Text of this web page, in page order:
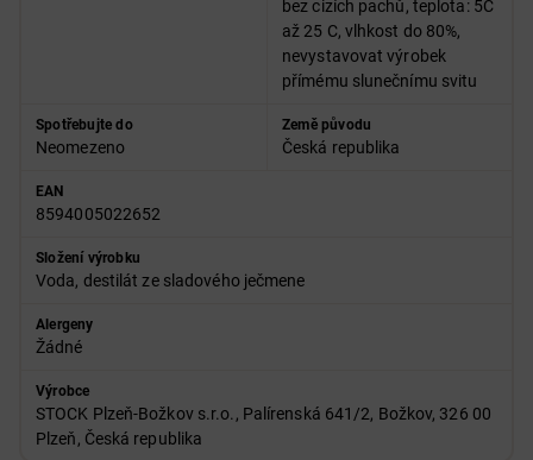
bez cizích pachů, teplota: 5C
až 25 C, vlhkost do 80%,
nevystavovat výrobek
přímému slunečnímu svitu
Spotřebujte do
Neomezeno
Země původu
Česká republika
EAN
8594005022652
Složení výrobku
Voda, destilát ze sladového ječmene
Alergeny
Žádné
Výrobce
STOCK Plzeň-Božkov s.r.o., Palírenská 641/2, Božkov, 326 00
Plzeň, Česká republika